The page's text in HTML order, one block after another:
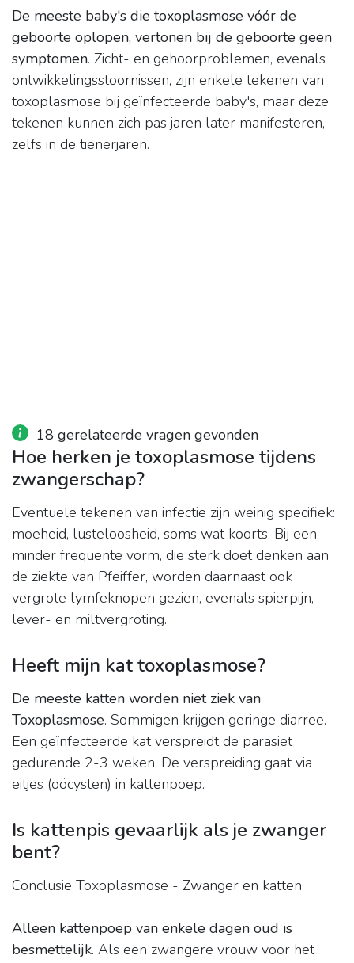
De meeste baby's die toxoplasmose vóór de
geboorte oplopen, vertonen bij de geboorte geen
symptomen. Zicht- en gehoorproblemen, evenals
ontwikkelingsstoornissen, zijn enkele tekenen van
toxoplasmose bij geïnfecteerde baby's, maar deze
tekenen kunnen zich pas jaren later manifesteren,
zelfs in de tienerjaren.
18 gerelateerde vragen gevonden
Hoe herken je toxoplasmose tijdens
zwangerschap?
Eventuele tekenen van infectie zijn weinig specifiek:
moeheid, lusteloosheid, soms wat koorts. Bij een
minder frequente vorm, die sterk doet denken aan
de ziekte van Pfeiffer, worden daarnaast ook
vergrote lymfeknopen gezien, evenals spierpijn,
lever- en miltvergroting.
Heeft mijn kat toxoplasmose?
De meeste katten worden niet ziek van
Toxoplasmose. Sommigen krijgen geringe diarree.
Een geïnfecteerde kat verspreidt de parasiet
gedurende 2-3 weken. De verspreiding gaat via
eitjes (oöcysten) in kattenpoep.
Is kattenpis gevaarlijk als je zwanger
bent?
Conclusie Toxoplasmose - Zwanger en katten
Alleen kattenpoep van enkele dagen oud is
besmettelijk. Als een zwangere vrouw voor het